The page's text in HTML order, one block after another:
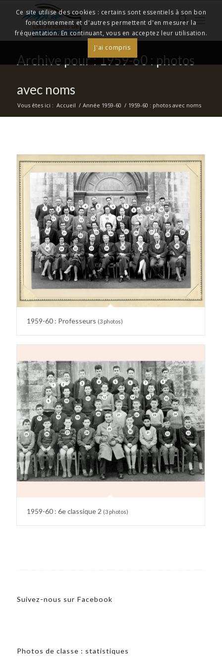
Archive pour : 1959-60 : photos
avec noms
Vous êtes ici : Accueil / Année 1959-60 / 1959-60 : photos avec noms
1959-60 : Professeurs (3 photos)
1959-60 : 6e classique 2 (3 photos)
Suivez-nous sur Facebook
Photos de classe : statistiques
Ce site utilise des cookies : certains sont essentiels à son bon
fonctionnement et d'autres permettent d'en mesurer la
fréquentation. En continuant, vous en acceptez leur utilisation.
J'ai compris